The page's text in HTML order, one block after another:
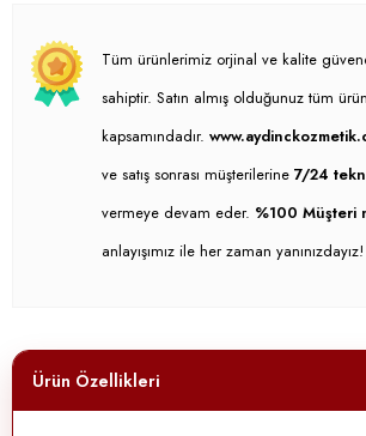
Tüm ürünlerimiz orjinal ve kalite
sahiptir. Satın almış olduğunuz tüm
kapsamındadır.
ve satış sonrası müşterilerine 7/24
vermeye devam eder. %100 Müşteri
anlayışımız ile her zaman yanınızdayız!
Ürün Özellikleri